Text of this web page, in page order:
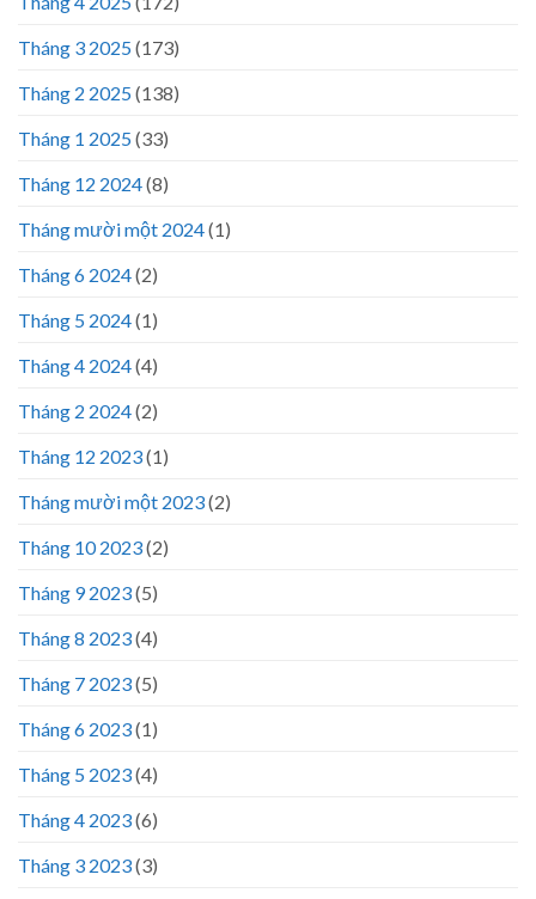
Tháng 3 2025(173)
Tháng 2 2025(138)
Tháng 1 2025(33)
Tháng 12 2024(8)
Tháng mười một 2024(1)
Tháng 6 2024(2)
Tháng 5 2024(1)
Tháng 4 2024(4)
Tháng 2 2024(2)
Tháng 12 2023(1)
Tháng mười một 2023(2)
Tháng 10 2023(2)
Tháng 9 2023(5)
Tháng 8 2023(4)
Tháng 7 2023(5)
Tháng 6 2023(1)
Tháng 5 2023(4)
Tháng 4 2023(6)
Tháng 3 2023(3)